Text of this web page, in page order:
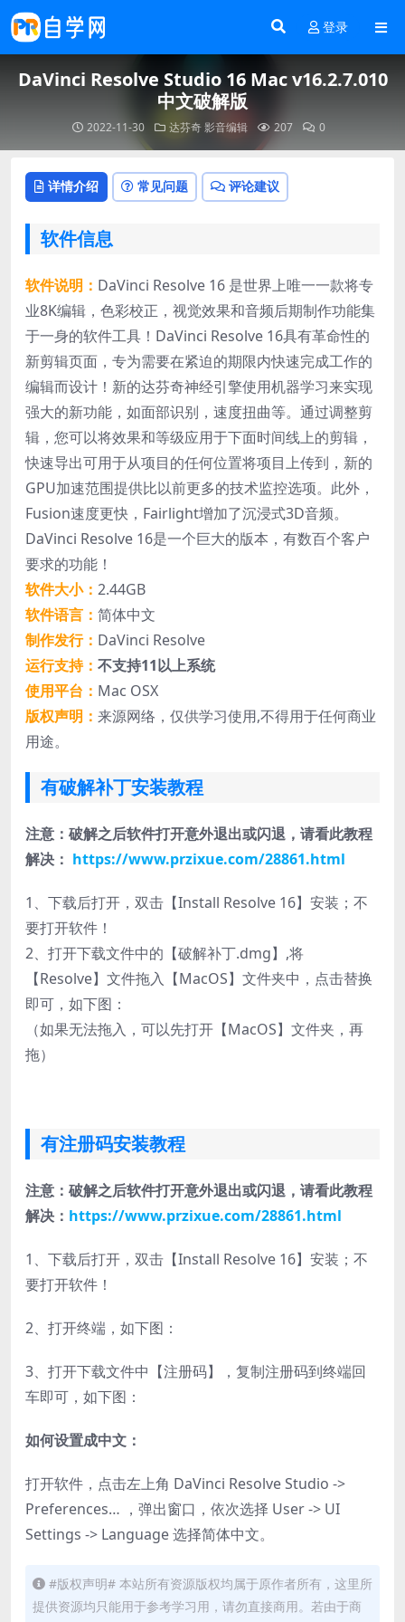
登录
DaVinci Resolve Studio 16 Mac v16.2.7.010
中文破解版
2022-11-30 达芬奇影音编辑 207 0
详情介绍 常见问题 评论建议
软件信息
软件说明： DaVinci Resolve 16 是世界上唯一一款将专
业8K编辑，色彩校正，视觉效果和音频后期制作功能集
于一身的软件工具！DaVinci Resolve 16具有革命性的
新剪辑页面，专为需要在紧迫的期限内快速完成工作的
编辑而设计！新的达芬奇神经引擎使用机器学习来实现
强大的新功能，如面部识别，速度扭曲等。通过调整剪
辑，您可以将效果和等级应用于下面时间线上的剪辑，
快速导出可用于从项目的任何位置将项目上传到，新的
GPU加速范围提供比以前更多的技术监控选项。此外，
Fusion速度更快，Fairlight增加了沉浸式3D音频。
DaVinci Resolve 16是一个巨大的版本，有数百个客户
要求的功能！
软件大小： 2.44GB
软件语言： 简体中文
制作发行： DaVinci Resolve
运行支持： 不支持11以上系统
使用平台： Mac OSX
版权声明： 来源网络，仅供学习使用,不得用于任何商业
用途。
有破解补丁安装教程
注意：破解之后软件打开意外退出或闪退，请看此教程
解决： https://www.przixue.com/28861.html
1、下载后打开，双击【Install Resolve 16】安装；不
要打开软件！
2、打开下载文件中的【破解补丁.dmg】,将
【Resolve】文件拖入【MacOS】文件夹中，点击替换
即可，如下图：
（如果无法拖入，可以先打开【MacOS】文件夹，再
拖）
有注册码安装教程
注意：破解之后软件打开意外退出或闪退，请看此教程
解决： https://www.przixue.com/28861.html
1、下载后打开，双击【Install Resolve 16】安装；不
要打开软件！
2、打开终端，如下图：
3、打开下载文件中【注册码】，复制注册码到终端回
车即可，如下图：
如何设置成中文：
打开软件，点击左上角 DaVinci Resolve Studio ->
Preferences… ，弹出窗口，依次选择 User -> UI
Settings -> Language 选择简体中文。
#版权声明# 本站所有资源版权均属于原作者所有，这里所
提供资源均只能用于参考学习用，请勿直接商用。若由于商